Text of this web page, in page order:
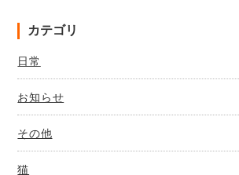
カテゴリ
日常
お知らせ
その他
猫